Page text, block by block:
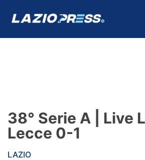
Formello
Infortuni
38° Serie A | Live
Lecce 0-1
LAZIO